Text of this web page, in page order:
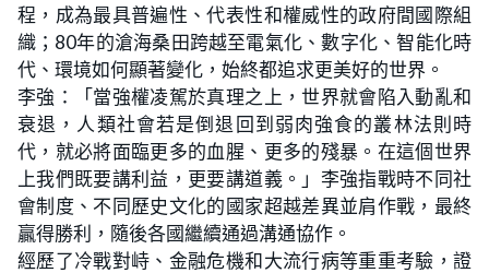
程，成為最具普遍性、代表性和權威性的政府間國際組
織；80年的滄海桑田跨越至電氣化、數字化、智能化時
代、環境如何顯著變化，始終都追求更美好的世界。
李強：「當強權凌駕於真理之上，世界就會陷入動亂和
衰退，人類社會若是倒退回到弱肉強食的叢林法則時
代，就必將面臨更多的血腥、更多的殘暴。在這個世界
上我們既要講利益，更要講道義。」李強指戰時不同社
會制度、不同歷史文化的國家超越差異並肩作戰，最終
贏得勝利，隨後各國繼續通過溝通協作。
經歷了冷戰對峙、金融危機和大流行病等重重考驗，證